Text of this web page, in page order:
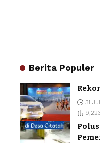
Berita Populer
31